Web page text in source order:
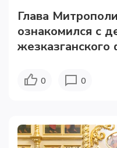
Глава
ознакомился с
0 0